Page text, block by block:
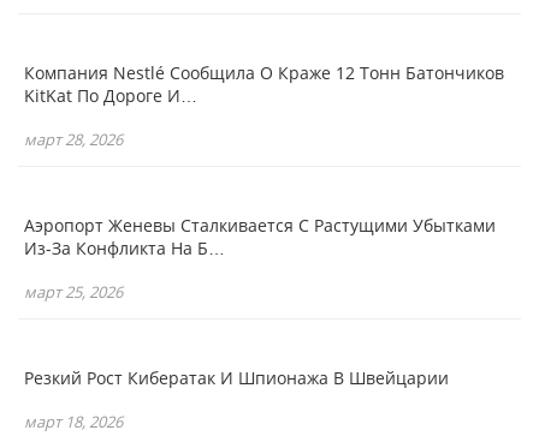
Компания Nestlé Сообщила О Краже 12 Тонн Батончиков
KitKat По Дороге И…
март 28, 2026
Аэропорт Женевы Сталкивается С Растущими Убытками
Из-За Конфликта На Б…
март 25, 2026
Резкий Рост Кибератак И Шпионажа В Швейцарии
март 18, 2026